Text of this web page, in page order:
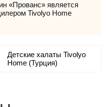
«Прованс» является
Tivolyo Home
Детские халаты Tivolyo
Home (Турция)